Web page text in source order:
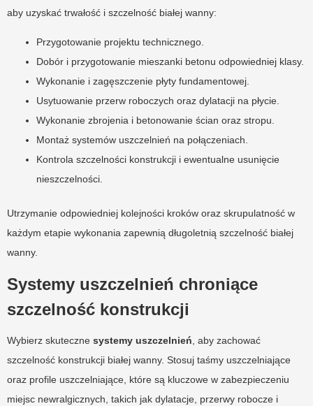
aby uzyskać trwałość i szczelność białej wanny:
Przygotowanie projektu technicznego.
Dobór i przygotowanie mieszanki betonu odpowiedniej klasy.
Wykonanie i zagęszczenie płyty fundamentowej.
Usytuowanie przerw roboczych oraz dylatacji na płycie.
Wykonanie zbrojenia i betonowanie ścian oraz stropu.
Montaż systemów uszczelnień na połączeniach.
Kontrola szczelności konstrukcji i ewentualne usunięcie
nieszczelności.
Utrzymanie odpowiedniej kolejności kroków oraz skrupulatność w
każdym etapie wykonania zapewnią długoletnią szczelność białej
wanny.
Systemy uszczelnień chroniące
szczelność konstrukcji
Wybierz skuteczne systemy uszczelnień, aby zachować
szczelność konstrukcji białej wanny. Stosuj taśmy uszczelniające
oraz profile uszczelniające, które są kluczowe w zabezpieczeniu
miejsc newralgicznych, takich jak dylatacje, przerwy robocze i